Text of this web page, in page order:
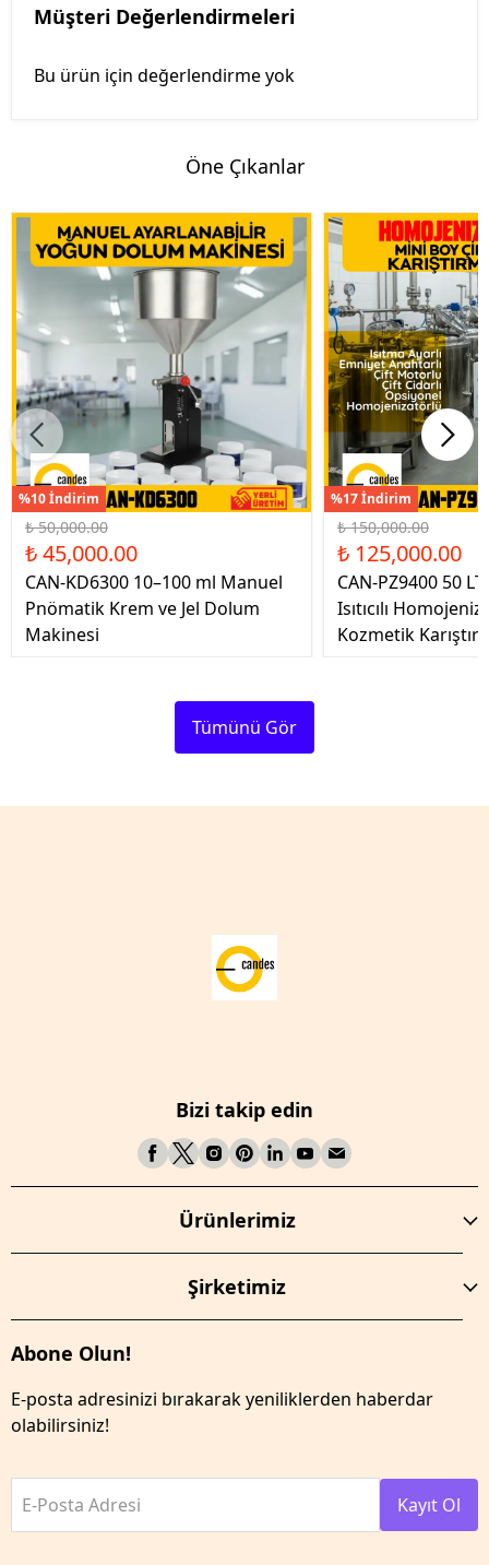
Müşteri Değerlendirmeleri
Bu ürün için değerlendirme yok
Öne Çıkanlar
%10 İndirim
₺ 50,000.00
₺ 45,000.00
CAN-KD6300 10–100 ml Manuel
Pnömatik Krem ve Jel Dolum
Makinesi
%17 İndirim
₺ 150,000.00
₺ 125,000.00
CAN-PZ9400 50
Isıtıcılı
Kozmetik
Tümünü Gör
Bizi takip edin
Ürünlerimiz
Şirketimiz
Abone Olun!
E-posta adresinizi bırakarak yeniliklerden haberdar
olabilirsiniz!
E-Posta Adresi Kayıt Ol